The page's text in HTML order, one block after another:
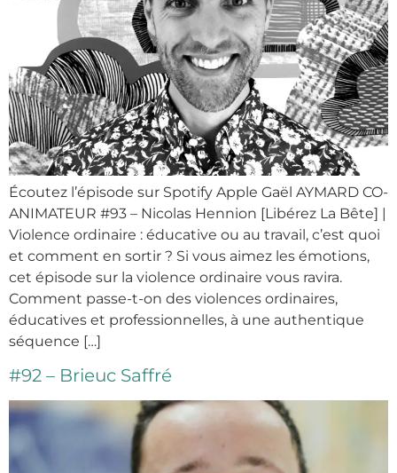
Écoutez l’épisode sur Spotify Apple Gaël AYMARD CO-
ANIMATEUR #93 – Nicolas Hennion [Libérez La Bête] |
Violence ordinaire : éducative ou au travail, c’est quoi
et comment en sortir ? Si vous aimez les émotions,
cet épisode sur la violence ordinaire vous ravira.
Comment passe-t-on des violences ordinaires,
éducatives et professionnelles, à une authentique
séquence […]
#92 – Brieuc Saffré